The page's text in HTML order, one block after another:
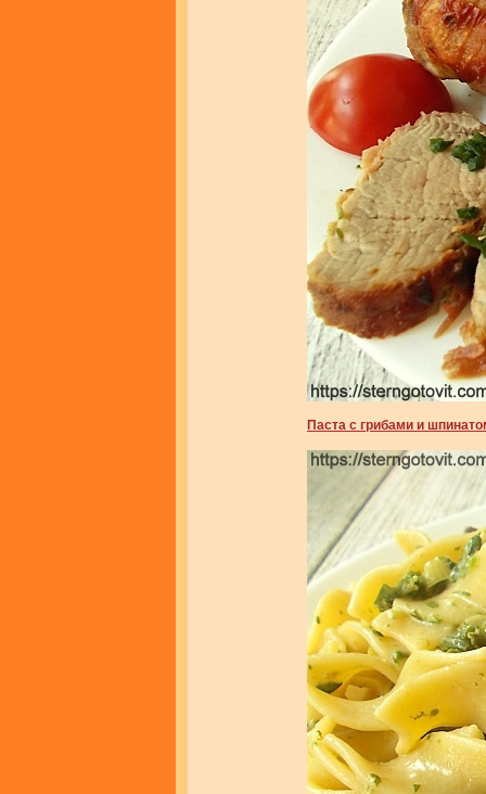
Паста с грибами и